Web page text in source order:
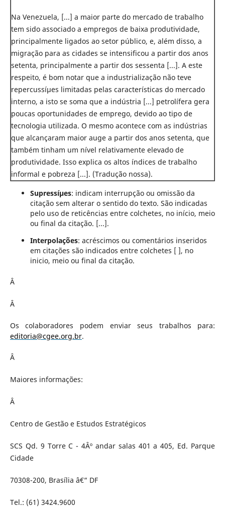
Na Venezuela, [...] a maior parte do mercado de trabalho
tem sido associado a empregos de baixa produtividade,
principalmente ligados ao setor público, e, além disso, a
migração para as cidades se intensificou a partir dos anos
setenta, principalmente a partir dos sessenta [...]. A este
respeito, é bom notar que a industrialização não teve
repercussíµes limitadas pelas características do mercado
interno, a isto se soma que a indústria [...] petrolífera gera
poucas oportunidades de emprego, devido ao tipo de
tecnologia utilizada. O mesmo acontece com as indústrias
que alcançaram maior auge a partir dos anos setenta, que
também tinham um nível relativamente elevado de
produtividade. Isso explica os altos índices de trabalho
informal e pobreza [...]. (Tradução nossa).
Supressíµes: indicam interrupção ou omissão da
citação sem alterar o sentido do texto. São indicadas
pelo uso de reticências entre colchetes, no início, meio
ou final da citação. [...].
Interpolações: acréscimos ou comentários inseridos
em citações são indicados entre colchetes [ ], no
inicio, meio ou final da citação.
Â
Â
Os colaboradores podem enviar seus trabalhos para:
editoria@cgee.org.br.
Â
Maiores informações:
Â
Centro de Gestão e Estudos Estratégicos
SCS Qd. 9 Torre C - 4Âº andar salas 401 a 405, Ed. Parque
Cidade
70308-200, Brasília â€“ DF
Tel.: (61) 3424.9600